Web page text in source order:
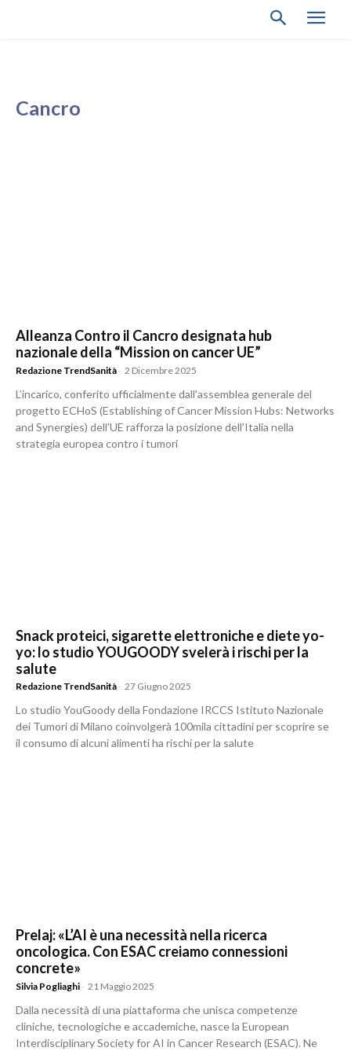
Cancro
Alleanza Contro il Cancro designata hub
nazionale della “Mission on cancer UE”
Redazione TrendSanità - 2 Dicembre 2025
L’incarico, conferito ufficialmente dall'assemblea generale del
progetto ECHoS (Establishing of Cancer Mission Hubs: Networks
and Synergies) dell'UE rafforza la posizione dell’Italia nella
strategia europea contro i tumori
Snack proteici, sigarette elettroniche e diete yo-
yo: lo studio YOUGOODY svelerà i rischi per la
salute
Redazione TrendSanità - 27 Giugno 2025
Lo studio YouGoody della Fondazione IRCCS Istituto Nazionale
dei Tumori di Milano coinvolgerà 100mila cittadini per scoprire se
il consumo di alcuni alimenti ha rischi per la salute
Prelaj: «L’AI è una necessità nella ricerca
oncologica. Con ESAC creiamo connessioni
concrete»
Silvia Pogliaghi - 21 Maggio 2025
Dalla necessità di una piattaforma che unisca competenze
cliniche, tecnologiche e accademiche, nasce la European
Interdisciplinary Society for AI in Cancer Research (ESAC). Ne